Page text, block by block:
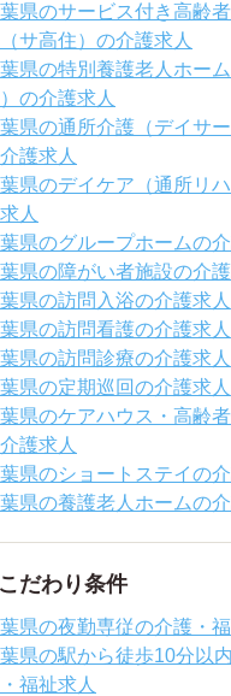
県のサービス付き高齢
サ高住）の介護求人
県の特別養護老人ホー
の介護求人
県の通所介護（デイサー
護求人
県のデイケア（通所リ
人
県のグループホームの
県の障がい者施設の介護
県の訪問入浴の介護求人
県の訪問看護の介護求人
県の訪問診療の介護求人
県の定期巡回の介護求人
県のケアハウス・高齢
護求人
県のショートステイの
県の養護老人ホームの
こだわり条件
県の夜勤専従の介護・
県の駅から徒歩10分以
福祉求人